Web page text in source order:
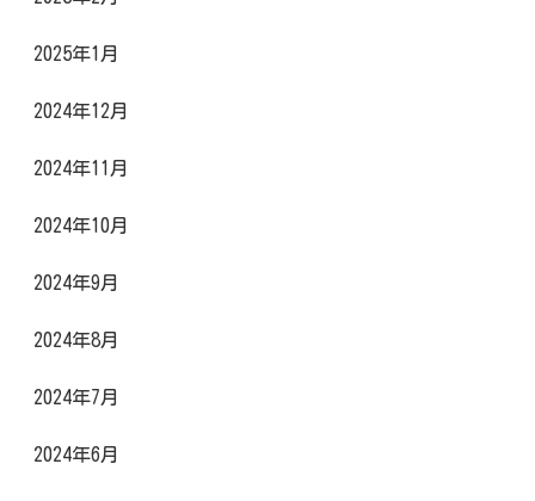
2025年1月
2024年12月
2024年11月
2024年10月
2024年9月
2024年8月
2024年7月
2024年6月